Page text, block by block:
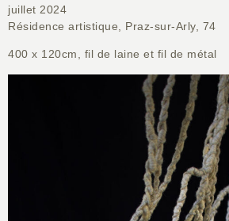
juillet 2024
Résidence artistique, Praz-sur-Arly, 74
400 x 120cm, fil de laine et fil de métal